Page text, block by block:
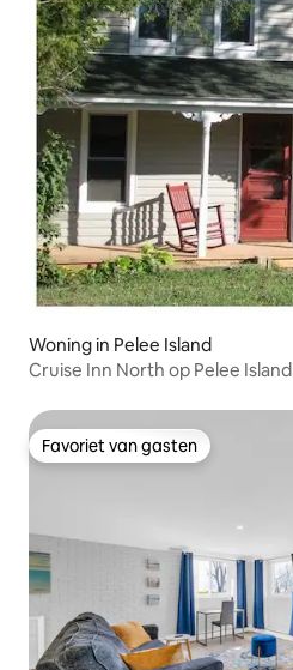
Woning in Pelee Island
Cruise Inn North op Pelee Island
Favoriet van gasten
Favoriet van gasten